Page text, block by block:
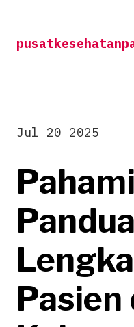
content
Pasien
Jul 20 2025